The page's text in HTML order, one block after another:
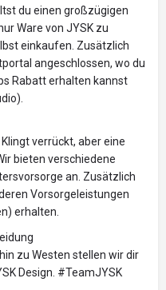
du einen großzügigen
Ware von JYSK zu
einkaufen. Zusätzlich
angeschlossen, wo du
Rabatt erhalten kannst
verrückt, aber eine
bieten verschiedene
an. Zusätzlich
Vorsorgeleistungen
erhalten.
zu Westen stellen wir dir
Design. #TeamJYSK